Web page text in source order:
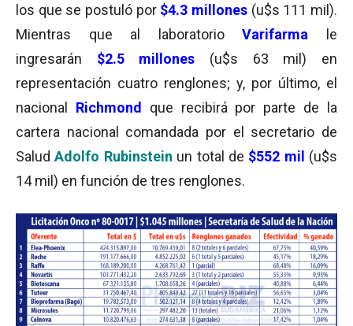
los que se postuló por $4.3 millones (u$s 111 mil).
Mientras que al laboratorioVarifarma
le
ingresarán $2.5 millones (u$s 63 mil) en
representación cuatro renglones; y, por último, el
nacional Richmond
que recibirá por parte de la
cartera nacional comandada por el secretario de
SaludAdolfo Rubinstein un total de $552 mil (u$s
14 mil) en función de tres renglones.